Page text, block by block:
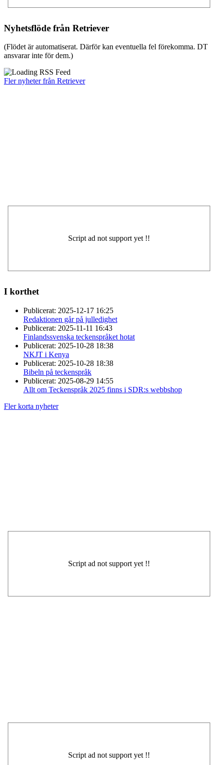
Nyhetsflöde från Retriever
(Flödet är automatiserat. Därför kan eventuella fel förekomma. DT
ansvarar inte för dem.)
Fler nyheter från Retriever
I korthet
Publicerat: 2025-12-17 16:25
Redaktionen går på julledighet
Publicerat: 2025-11-11 16:43
Finlandssvenska teckenspråket hotat
Publicerat: 2025-10-28 18:38
NKJT i Kenya
Publicerat: 2025-10-28 18:38
Bibeln på teckenspråk
Publicerat: 2025-08-29 14:55
Allt om Teckenspråk 2025 finns i SDR:s webbshop
Fler korta nyheter